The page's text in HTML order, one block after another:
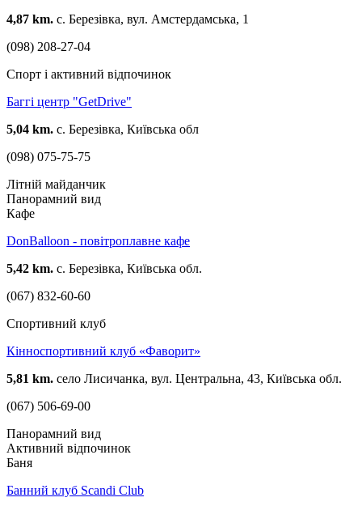
4,87 km. с. Березівка, вул. Амстердамська, 1
(098) 208-27-04
Спорт і активний відпочинок
Баггі центр "GetDrive"
5,04 km. с. Березівка, Київська обл
(098) 075-75-75
Літній майданчик
Панорамний вид
Кафе
DonBalloon - повітроплавне кафе
5,42 km. с. Березівка, Київська обл.
(067) 832-60-60
Спортивний клуб
Кінноспортивний клуб «Фаворит»
5,81 km. село Лисичанка, вул. Центральна, 43, Київська обл.
(067) 506-69-00
Панорамний вид
Активний відпочинок
Баня
Банний клуб Scandi Club